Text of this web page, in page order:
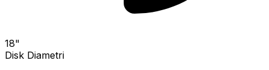
18"
Disk Diametri